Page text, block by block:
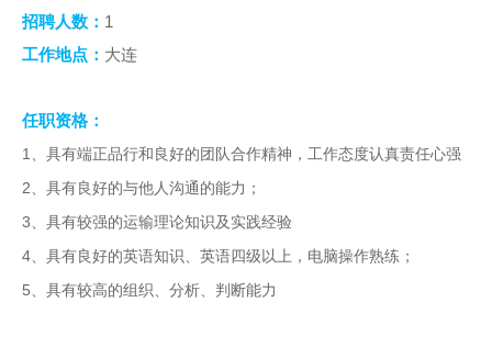
人才招聘
提单条件及条款
招聘人数： 1
工作地点： 大连
任职资格：
1、具有端正品行和良好的团队合作精神，工作态度认真责任心强
2、具有良好的与他人沟通的能力；
3、具有较强的运输理论知识及实践经验
4、具有良好的英语知识、英语四级以上，电脑操作熟练；
5、具有较高的组织、分析、判断能力